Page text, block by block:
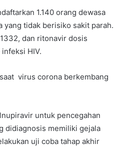
1.140 orang dewasa
tidak berisiko sakit parah.
dan ritonavir dosis
HIV.
virus corona berkembang
untuk pencegahan
didiagnosis memiliki gejala
uji coba tahap akhir